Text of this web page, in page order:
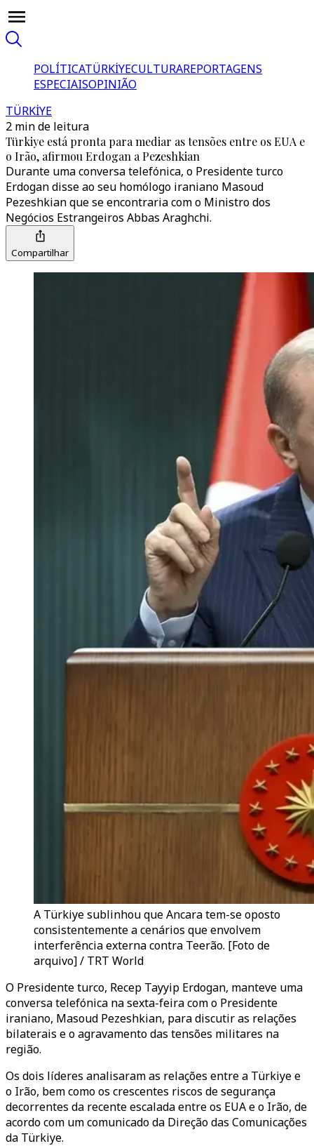
POLÍTICATÜRKİYECULTURAREPORTAGENS
ESPECIAISOPINIÃO
TÜRKİYE
2 min de leitura
Türkiye está pronta para mediar as tensões entre os EUA e
o Irão, afirmou Erdogan a Pezeshkian
Durante uma conversa telefónica, o Presidente turco
Erdogan disse ao seu homólogo iraniano Masoud
Pezeshkian que se encontraria com o Ministro dos
Negócios Estrangeiros Abbas Araghchi.
Compartilhar
A Türkiye sublinhou que Ancara tem-se oposto
consistentemente a cenários que envolvem
interferência externa contra Teerão. [Foto de
arquivo] / TRT World
O Presidente turco, Recep Tayyip Erdogan, manteve uma
conversa telefónica na sexta-feira com o Presidente
iraniano, Masoud Pezeshkian, para discutir as relações
bilaterais e o agravamento das tensões militares na
região.
Os dois líderes analisaram as relações entre a Türkiye e
o Irão, bem como os crescentes riscos de segurança
decorrentes da recente escalada entre os EUA e o Irão, de
acordo com um comunicado da Direção das Comunicações
da Türkiye.